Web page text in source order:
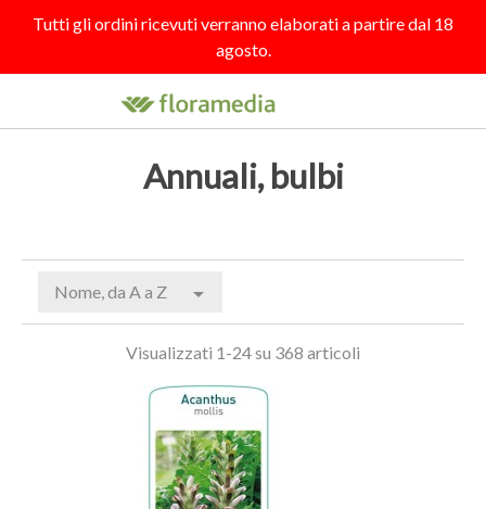
Tutti gli ordini ricevuti verranno elaborati a partire dal 18
agosto.
Annuali, bulbi
Nome, da A a Z 
Visualizzati 1-24 su 368 articoli